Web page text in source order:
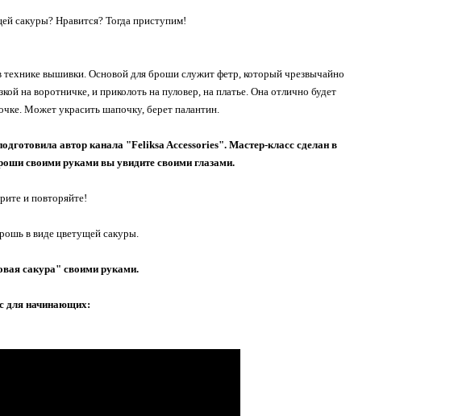
сакуры? Нравится? Тогда приступим!
вышивки. Основой для броши служит фетр, который чрезвычайно
на воротничке, и приколоть на пуловер, на платье. Она отлично будет
Может украсить шапочку, берет палантин.
автор канала "Feliksa Accessories". Мастер-класс сделан в
своими руками вы увидите своими глазами.
и повторяйте!
в виде цветущей сакуры.
сакура" своими руками.
для начинающих: